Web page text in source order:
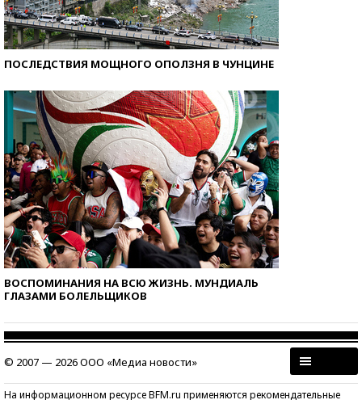
ПОСЛЕДСТВИЯ МОЩНОГО ОПОЛЗНЯ В ЧУНЦИНЕ
ВОСПОМИНАНИЯ НА ВСЮ ЖИЗНЬ. МУНДИАЛЬ
ГЛАЗАМИ БОЛЕЛЬЩИКОВ
© 2007 — 2026 ООО «Медиа новости»
На информационном ресурсе BFM.ru применяются рекомендательные